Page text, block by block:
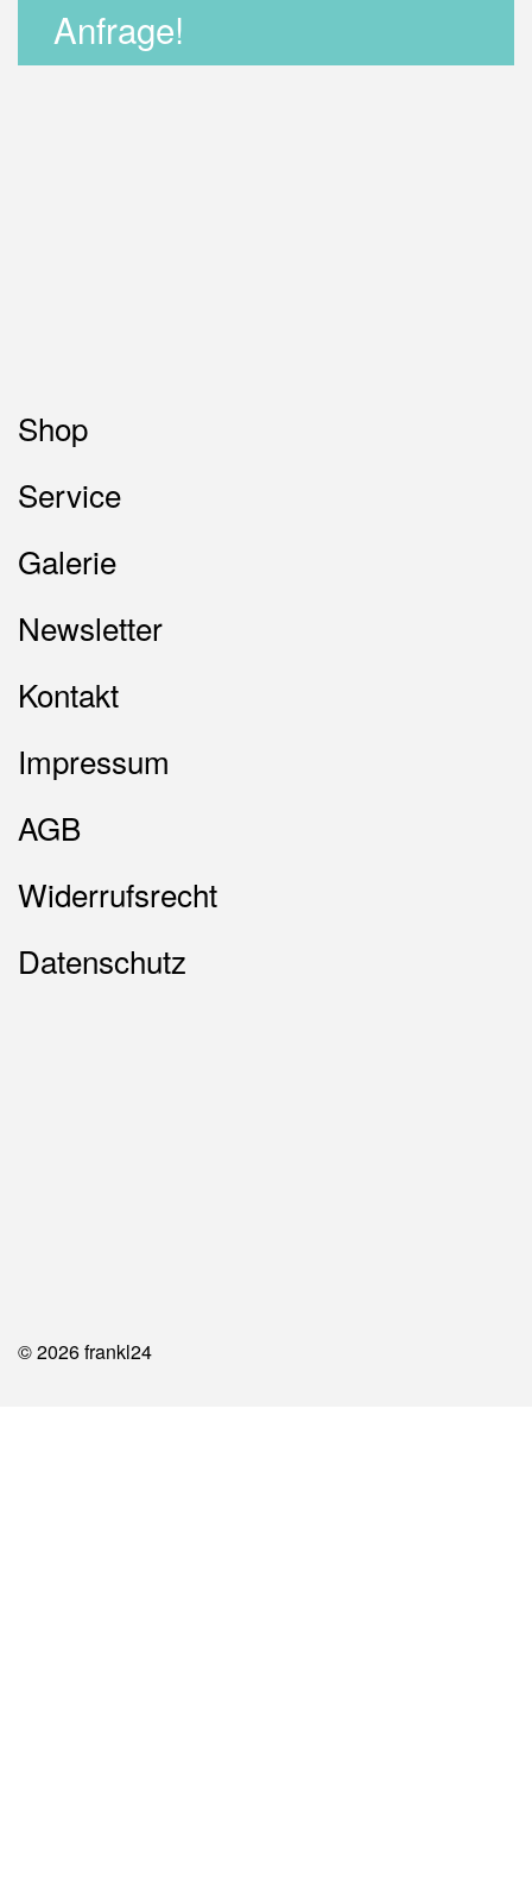
Anfrage!
Shop
Service
Galerie
Newsletter
Kontakt
Impressum
AGB
Widerrufsrecht
Datenschutz
© 2026 frankl24